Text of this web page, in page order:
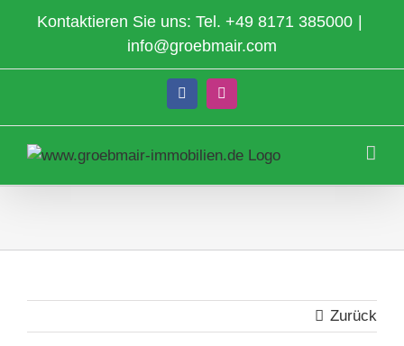
Kontaktieren Sie uns: Tel. +49 8171 385000 |
info@groebmair.com
FacebookInstagram
Zurück